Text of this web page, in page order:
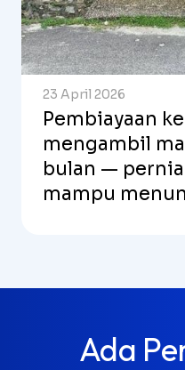
23 April 2026
Pembiayaan
mengambil
bulan —
mampu
Ada